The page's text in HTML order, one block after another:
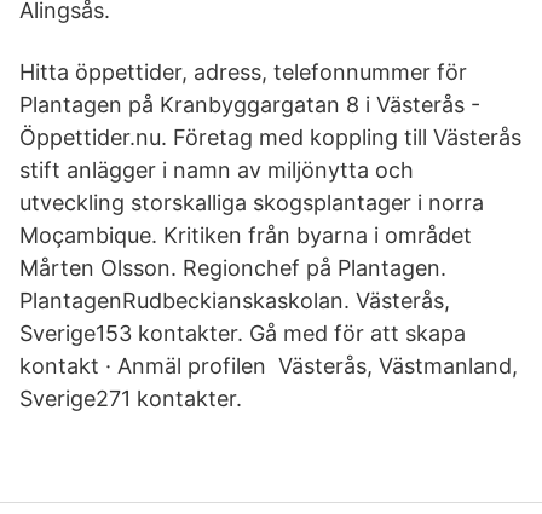
Alingsås.
Hitta öppettider, adress, telefonnummer för
Plantagen på Kranbyggargatan 8 i Västerås -
Öppettider.nu. Företag med koppling till Västerås
stift anlägger i namn av miljönytta och
utveckling storskalliga skogsplantager i norra
Moçambique. Kritiken från byarna i området
Mårten Olsson. Regionchef på Plantagen.
PlantagenRudbeckianskaskolan. Västerås,
Sverige153 kontakter. Gå med för att skapa
kontakt · Anmäl profilen Västerås, Västmanland,
Sverige271 kontakter.